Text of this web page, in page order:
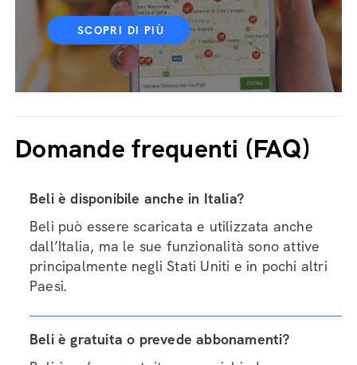
SCOPRI DI PIÙ
Domande frequenti (FAQ)
Beli è disponibile anche in Italia?
Beli può essere scaricata e utilizzata anche
dall’Italia, ma le sue funzionalità sono attive
principalmente negli Stati Uniti e in pochi altri
Paesi.
Beli è gratuita o prevede abbonamenti?